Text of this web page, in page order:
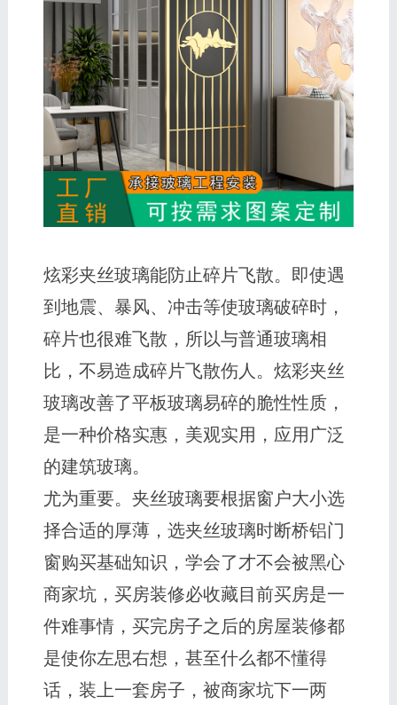
炫彩夹丝玻璃能防止碎片飞散。即使遇
到地震、暴风、冲击等使玻璃破碎时，
碎片也很难飞散，所以与普通玻璃相
比，不易造成碎片飞散伤人。炫彩夹丝
玻璃改善了平板玻璃易碎的脆性性质，
是一种价格实惠，美观实用，应用广泛
的建筑玻璃。
尤为重要。夹丝玻璃要根据窗户大小选
择合适的厚薄，选夹丝玻璃时断桥铝门
窗购买基础知识，学会了才不会被黑心
商家坑，买房装修必收藏目前买房是一
件难事情，买完房子之后的房屋装修都
是使你左思右想，甚至什么都不懂得
话，装上一套房子，被商家坑下一两